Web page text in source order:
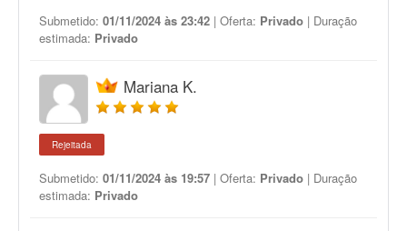
Submetido: 01/11/2024 às 23:42 | Oferta: Privado | Duração
estimada: Privado
Mariana K.
Rejeitada
Submetido: 01/11/2024 às 19:57 | Oferta: Privado | Duração
estimada: Privado